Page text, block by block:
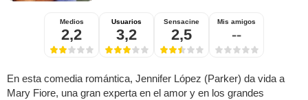
Medios
2,2
Usuarios
3,2
Sensacine
2,5
Mis amigos
--
En esta comedia romántica, Jennifer López (Parker) da vida a
Mary Fiore, una gran experta en el amor y en los grandes